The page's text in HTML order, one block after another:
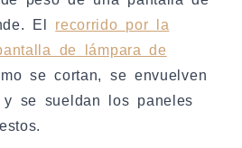
El recorrido por la
de lámpara de
se cortan, se envuelven
se sueldan los paneles